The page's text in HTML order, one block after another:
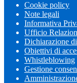
Cookie policy
Note legali
Informativa
Ufficio
Dichiarazione
Obiettivi di
Whistleblowing
Gestione